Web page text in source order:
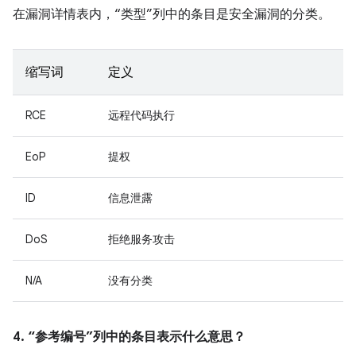
在漏洞详情表内，“类型”列中的条目是安全漏洞的分类。
缩写词 定义
RCE 远程代码执行
EoP 提权
ID 信息泄露
DoS 拒绝服务攻击
N/A 没有分类
4. “参考编号”列中的条目表示什么意思？